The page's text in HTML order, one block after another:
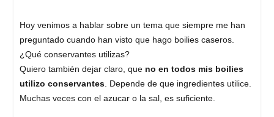
Hoy venimos a hablar sobre un tema que siempre me han
preguntado cuando han visto que hago boilies caseros.
¿Qué conservantes utilizas?
Quiero también dejar claro, que no en todos mis boilies
utilizo conservantes. Depende de que ingredientes utilice.
Muchas veces con el azucar o la sal, es suficiente.